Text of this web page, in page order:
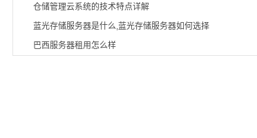
仓储管理云系统的技术特点详解
蓝光存储服务器是什么,蓝光存储服务器如何选择
巴西服务器租用怎么样